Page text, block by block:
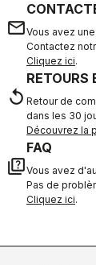
emailVous avez
Contactez
Cliquez ici.
replay
RETOURS
Retour de
dans les 30
Découvrez la
quiz
FAQ
Vous avez
Pas de
Cliquez ici.